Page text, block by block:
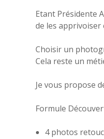
Etant Présidente
de les apprivoiser
Choisir un
Cela reste un
Je vous propose
Formule
4 photos